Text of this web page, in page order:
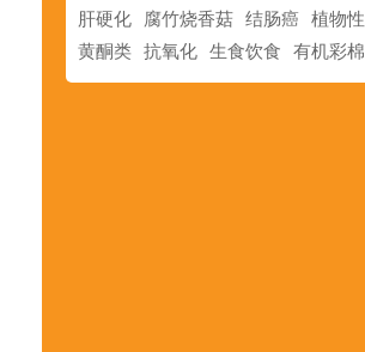
肝硬化
腐竹烧香菇 结肠癌 植物性
黄酮类 抗氧化 生食饮食 有机彩棉